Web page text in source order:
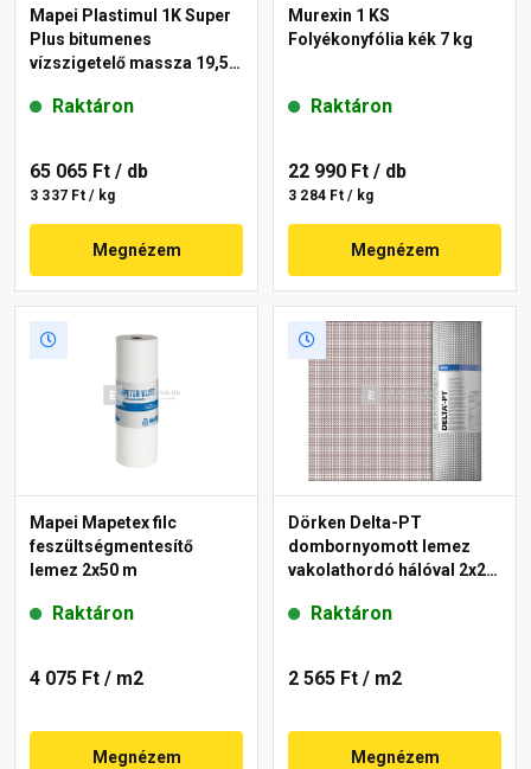
Mapei Plastimul 1K Super
Plus bitumenes
vízszigetelő massza 19,5
Raktáron
65 065 Ft / db
3 337 Ft / kg
Megnézem
Murexin 1 KS
Folyékonyfólia kék 7 kg
Raktáron
22 990 Ft / db
3 284 Ft / kg
Megnézem
Mapei Mapetex filc
feszültségmentesítő
lemez 2x50 m
Raktáron
4 075 Ft / m2
Megnézem
Dörken Delta-PT
dombornyomott lemez
vakolathordó hálóval 2x20
Raktáron
2 565 Ft / m2
Megnézem